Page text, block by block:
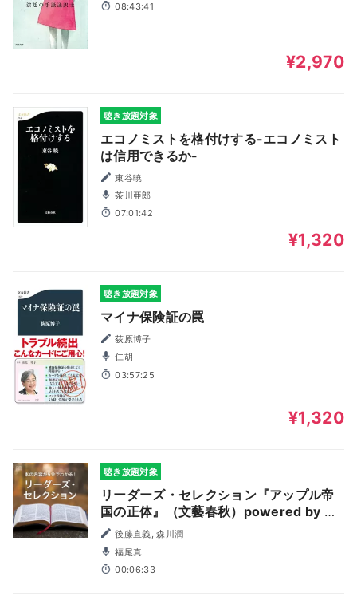
08:43:41
¥2,970
聴き放題対象
エコノミストを格付けする-エコノミスト
は信用できるか-
東谷暁
茶川亜郎
07:01:42
¥1,320
聴き放題対象
マイナ保険証の罠
荻原博子
仁胡
03:57:25
¥1,320
聴き放題対象
リーダーズ・セレクション『アップル帝
国の正体』（文藝春秋）powered by 新
刊JP後藤直義, 森川潤
福尾真
00:06:33